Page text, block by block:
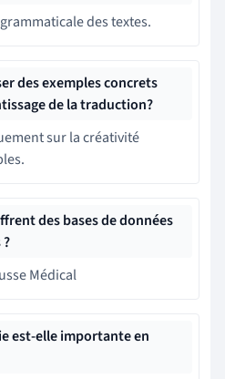
des textes.
des exemples concrets
de la traduction?
sur la créativité
des bases de données
Médical
est-elle importante en